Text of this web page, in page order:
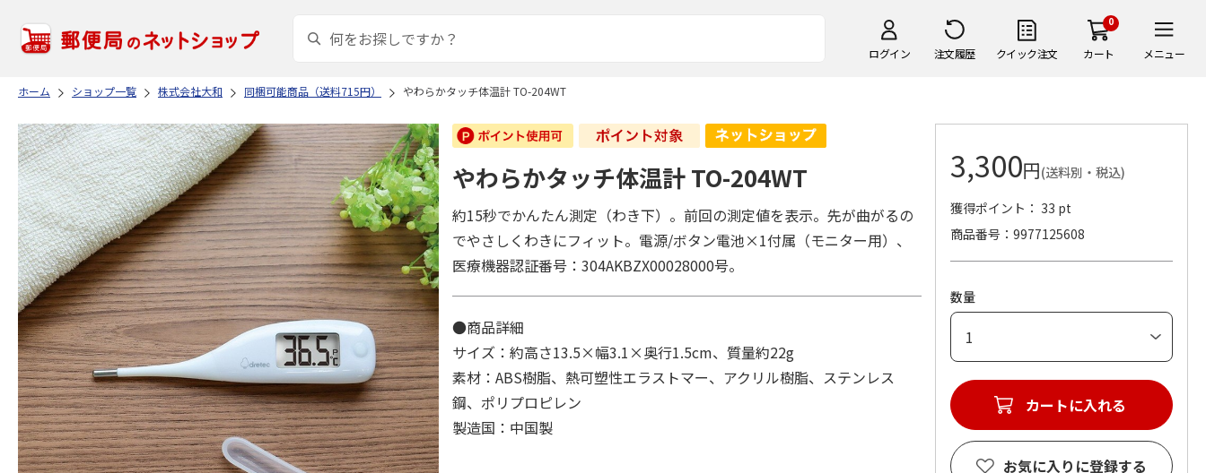
ログイン 注文履歴 クイック注文
0
カート メニュー
ホーム ショップ一覧 株式会社大和 同梱可能商品（送料715円） やわらかタッチ体温計 TO-204WT
やわらかタッチ体温計 TO-204WT
約15秒でかんたん測定（わき下）。前回の測定値を表示。先が曲がるの
でやさしくわきにフィット。電源/ボタン電池×1付属（モニター用）、
医療機器認証番号：304AKBZX00028000号。
●商品詳細
サイズ：約高さ13.5×幅3.1×奥行1.5cm、質量約22g
素材：ABS樹脂、熱可塑性エラストマー、アクリル樹脂、ステンレス
鋼、ポリプロピレン
製造国：中国製
3,300円(送料別・税込)
獲得ポイント： 33 pt
商品番号
9977125608
数量
カートに入れる
お気に入りに登録する